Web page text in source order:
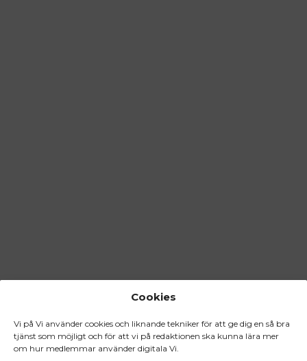
Cookies
Vi på Vi använder cookies och liknande tekniker för att ge dig en så bra
tjänst som möjligt och för att vi på redaktionen ska kunna lära mer
om hur medlemmar använder digitala Vi.